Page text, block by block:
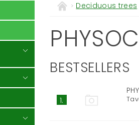
Deciduous trees
BESTSELLERS
1.